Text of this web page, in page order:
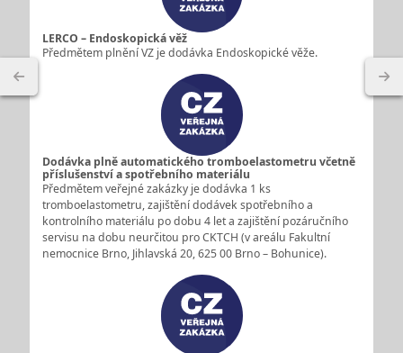
LERCO – Endoskopická věž
Předmětem plnění VZ je dodávka Endoskopické věže.
Dodávka plně automatického tromboelastometru včetně
příslušenství a spotřebního materiálu
Předmětem veřejné zakázky je dodávka 1 ks
tromboelastometru, zajištění dodávek spotřebního a
kontrolního materiálu po dobu 4 let a zajištění pozáručního
servisu na dobu neurčitou pro CKTCH (v areálu Fakultní
nemocnice Brno, Jihlavská 20, 625 00 Brno – Bohunice).